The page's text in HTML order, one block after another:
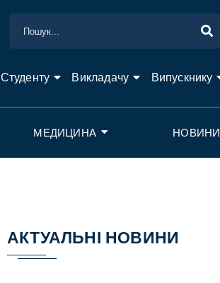
Студенту Викладачу Випускнику
МЕДИЦИНА НОВИНИ
АКТУАЛЬНІ НОВИНИ